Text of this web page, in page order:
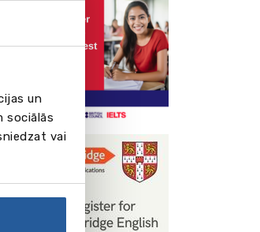
un
sociālās
vai